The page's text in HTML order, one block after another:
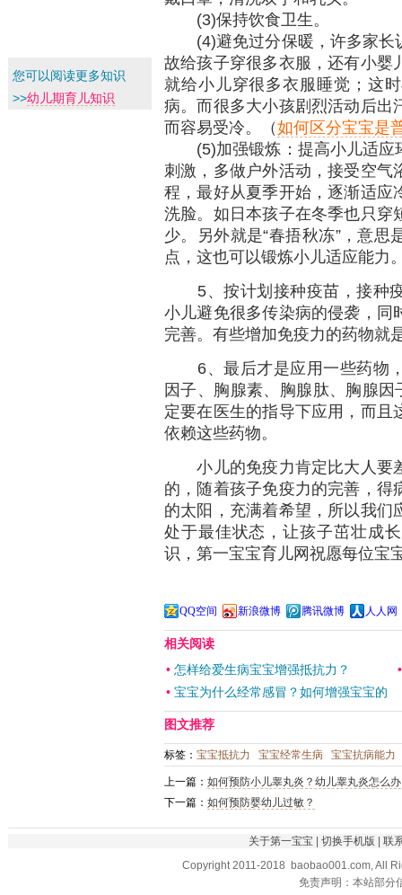
(3)保持饮食卫生。
(4)避免过分保暖，许多家长
故给孩子穿很多衣服，还有小婴
就给小儿穿很多衣服睡觉；这
病。而很多大小孩剧烈活动后出
而容易受冷。（如何区分宝宝是
(5)加强锻炼：提高小儿适应
刺激，多做户外活动，接受空气
程，最好从夏季开始，逐渐适应
洗脸。如日本孩子在冬季也只穿
少。另外就是“春捂秋冻”，意
点，这也可以锻炼小儿适应能力
5、按计划接种疫苗，接种疫
小儿避免很多传染病的侵袭，同
完善。有些增加免疫力的药物就
6、最后才是应用一些药物，
因子、胸腺素、胸腺肽、胸腺
定要在医生的指导下应用，而且
依赖这些药物。
小儿的免疫力肯定比大人要
的，随着孩子免疫力的完善，得
的太阳，充满着希望，所以我们
处于最佳状态，让孩子茁壮成
识，第一宝宝育儿网祝愿每位宝
QQ空间 新浪微博 腾讯微博 人人网
相关阅读
• 怎样给爱生病宝宝增强抵抗力？
• 宝宝为什么经常感冒？如何增强宝宝的
图文推荐
标签： 宝宝抵抗力 宝宝经常生病 宝宝抗病能力
上一篇： 如何预防小儿睾丸炎？幼儿睾丸炎怎么办
下一篇： 如何预防婴幼儿过敏？
您可以阅读更多知识
>>幼儿期育儿知识
关于第一宝宝 | 切换手机版 | 联
Copyright 2011-2018 baobao001.com, All
免责声明：本站部分